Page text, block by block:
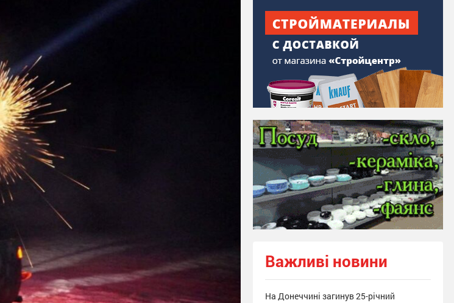
Важливі новини
На Донеччині загинув 25-річний